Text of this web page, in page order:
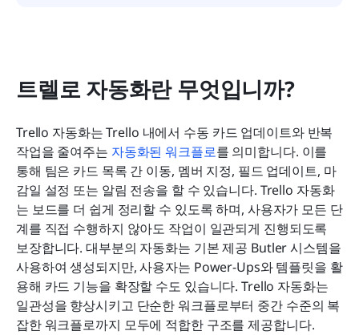
트렐로 자동화란 무엇입니까?
Trello 자동화는 Trello 내에서 수동 카드 업데이트와 반복
작업을 줄여주는 자동화된 워크플로를 의미합니다. 이를
통해 팀은 카드 목록 간 이동, 멤버 지정, 필드 업데이트, 마
감일 설정 또는 알림 전송을 할 수 있습니다. Trello 자동화
는 보드를 더 쉽게 정리할 수 있도록 하며, 사용자가 모든 단
계를 직접 수행하지 않아도 작업이 일관되게 진행되도록
보장합니다. 대부분의 자동화는 기본 제공 Butler 시스템을
사용하여 생성되지만, 사용자는 Power-Ups와 템플릿을 활
용해 카드 기능을 확장할 수도 있습니다. Trello 자동화는
일관성을 향상시키고 단순한 워크플로부터 중간 수준의 복
잡한 워크플로까지 모두에 적합한 구조를 제공합니다.